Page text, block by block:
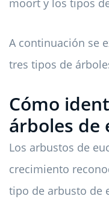
moort y los tipos
A continuación se
tres tipos de
Cómo
árboles de
Los arbustos de
crecimiento
tipo de arbusto de